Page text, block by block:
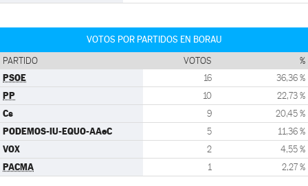
VOTOS POR PARTIDOS EN BORAU
PARTIDO VOTOS %
PSOE 16 36,36 %
PP 10 22,73 %
Cs 9 20,45 %
PODEMOS-IU-EQUO-AAeC 5 11,36 %
VOX 2 4,55 %
PACMA 1 2,27 %